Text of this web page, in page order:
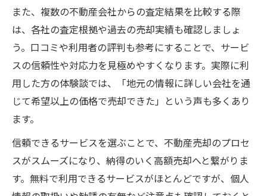
また、複数の不動産会社からの査定結果を比較する際
は、各社の査定根拠や過去の売却実績も確認しましょ
う。口コミや利用者の評判も参考にすることで、サービ
スの信頼性や対応力を見極めやすくなります。実際に利
用した方の体験談では、「地元の情報に詳しい会社を通
じて希望以上の価格で売却できた」という声も多くあり
ます。
信頼できるサービスを選ぶことで、不動産売却のプロセ
スがスムーズになり、納得のいく高額売却へと繋がりま
す。無料で利用できるサービスがほとんどですが、個人